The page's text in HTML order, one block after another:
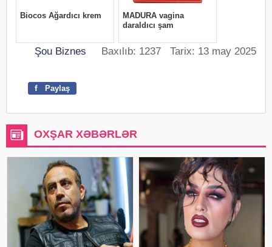
Şou Biznes Baxılıb: 1237 Tarix: 13 may 2025
f Paylaş
OXŞAR XƏBƏRLƏR